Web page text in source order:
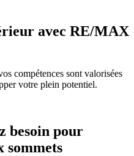
avec RE/MAX
compétences sont valorisées
votre plein potentiel.
besoin pour
sommets